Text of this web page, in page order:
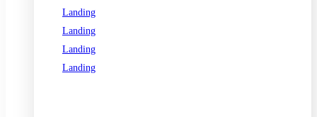
Landing
Landing
Landing
Landing